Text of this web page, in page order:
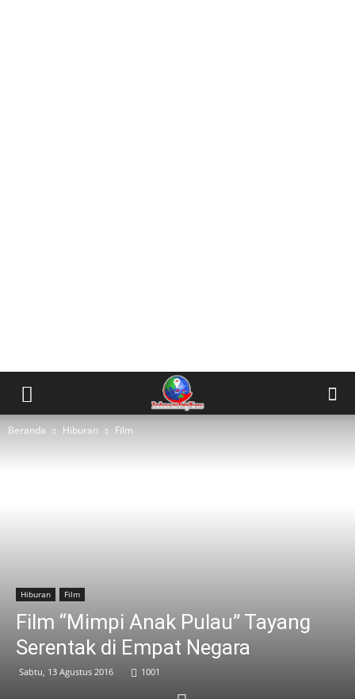
Beranda Hiburan Film
Hiburan Film
Film “Mimpi Anak Pulau” Tayang
Serentak di Empat Negara
Sabtu, 13 Agustus 2016 1001